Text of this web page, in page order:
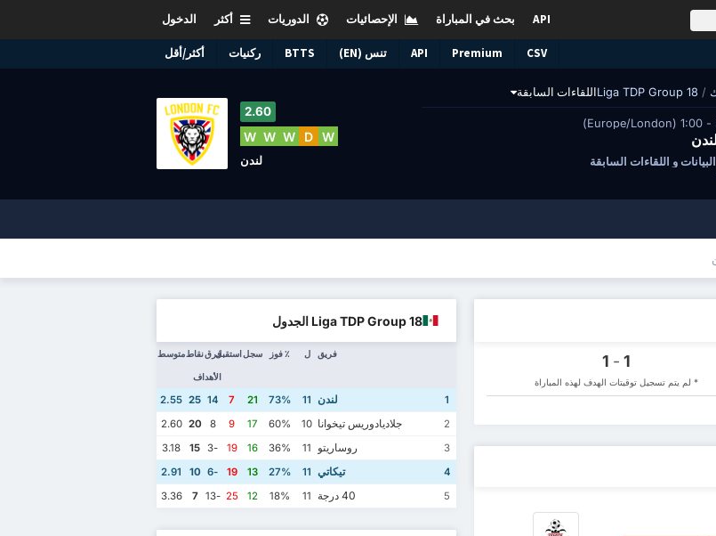
الدخول أكثر الدوريات الإحصائيات بحث في المباراة API
أكثر/أقل ركنيات BTTS تنس (EN) API Premium CSV
/
Liga TDP Group 18اللقاءات السابقة
و اللقاءات السابقة
2.60
W
D
W
W
W
لندن
1
-
* لم يتم تسجيل توقيتات الهدف لهذه المباراة
Liga TDP Group 18 الجدول
فريق ل ٪ فوز سجل استقبلفرق
الأهداف
نقاطمتوسط
1 لندن 11
73%
21
7
14
25
2.55
2
جلاديادوريس تيخوانا 10
60%
17
9
8
20
2.60
3
روساريتو 11
36%
16
19
-3
15
3.18
4
تيكاتي 11
27%
13
19
-6
10
2.91
5
11
18%
12
25
-13
7
3.36